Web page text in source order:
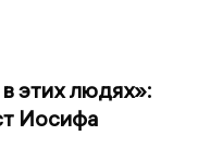
этих людях»:
Иосифа